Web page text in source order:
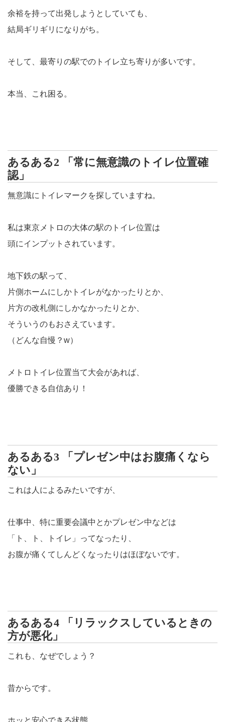
余裕を持って出発しようとしていても、
結局ギリギリになりがち。
そして、最寄りの駅でのトイレ立ち寄りが多いです。
本当、これ困る。
あるある2 「常に無意識のトイレ位置確
認」
無意識にトイレマークを探していますね。
私は東京メトロの大体の駅のトイレ位置は
頭にインプットされています。
地下鉄の駅って、
片側ホームにしかトイレがなかったりとか、
片方の改札側にしかなかったりとか、
そういうのもおさえています。
（どんな自慢？w）
メトロトイレ位置当て大会があれば、
優勝できる自信あり！
あるある3 「プレゼン中はお腹痛くなら
ない」
これは人によるみたいですが、
仕事中、特に重要会議中とかプレゼン中などは
「ト、ト、トイレ」ってなったり、
お腹が痛くてしんどくなったりはほぼないです。
あるある4 「リラックスしているときの
方が悪化」
これも、なぜでしょう？
昔からです。